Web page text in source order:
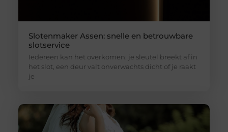
Slotenmaker Assen: snelle en betrouwbare
slotservice
Iedereen kan het overkomen: je sleutel breekt af in
het slot, een deur valt onverwachts dicht of je raakt
je